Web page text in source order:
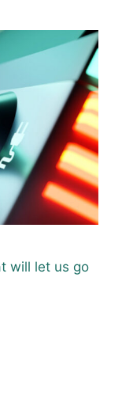
will let us go